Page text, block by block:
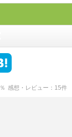
％ 感想・レビュー 15件